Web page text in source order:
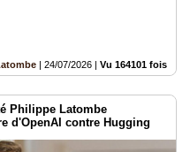
| 24/07/2026 | Vu 164101 fois
Philippe Latombe
d'OpenAI contre Hugging